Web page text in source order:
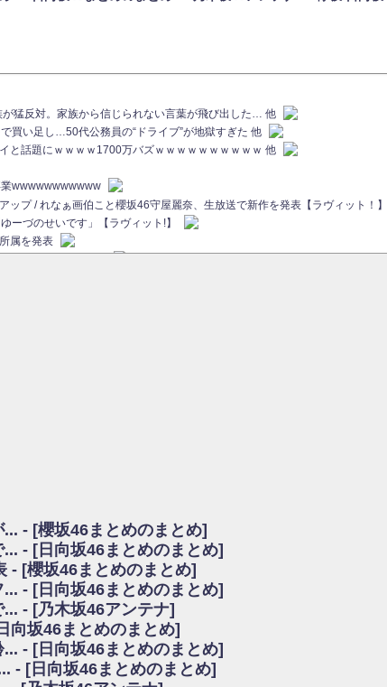
猛反対。家族から信じられない言葉が飛び出した… 他
買い足し…50代公務員の“ドライブ”が地獄すぎた 他
と話題にｗｗｗｗ1700万バズｗｗｗｗｗｗｗｗｗｗ 他
wwwwwwwwwww
プ / れなぁ画伯こと櫻坂46守屋麗奈、生放送で新作を発表【ラヴィット！】
ーづのせいです」【ラヴィット!】
属を発表
か！？『お願いバッハ！』ミーグリ日程がこちら
？山下瞳月、これはマジギレしてる
です」【ラヴィット!】
情報・話題をピックアップ / 良い品揃え！櫻坂46 12thシングル『Make or
！？『お願いバッハ！』ミーグリ日程がこちら
ゃくちゃテレビで見かけるな
あの販売も！『Make or Break』オフィシャルグッズ解禁
、これはマジギレしてる
情報・話題をピックアップ / れなッピーズ集結！櫻坂46守屋麗奈×遠藤理
... - [櫻坂46まとめのまとめ]
... - [日向坂46まとめのまとめ]
- [櫻坂46まとめのまとめ]
... - [日向坂46まとめのまとめ]
... - [乃木坂46アンテナ]
向坂46まとめのまとめ]
... - [日向坂46まとめのまとめ]
- [日向坂46まとめのまとめ]